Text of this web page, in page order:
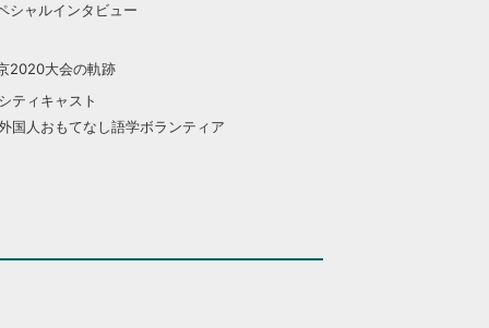
シャルインタビュー
2020大会の軌跡
シティキャスト
国人おもてなし語学ボランティア